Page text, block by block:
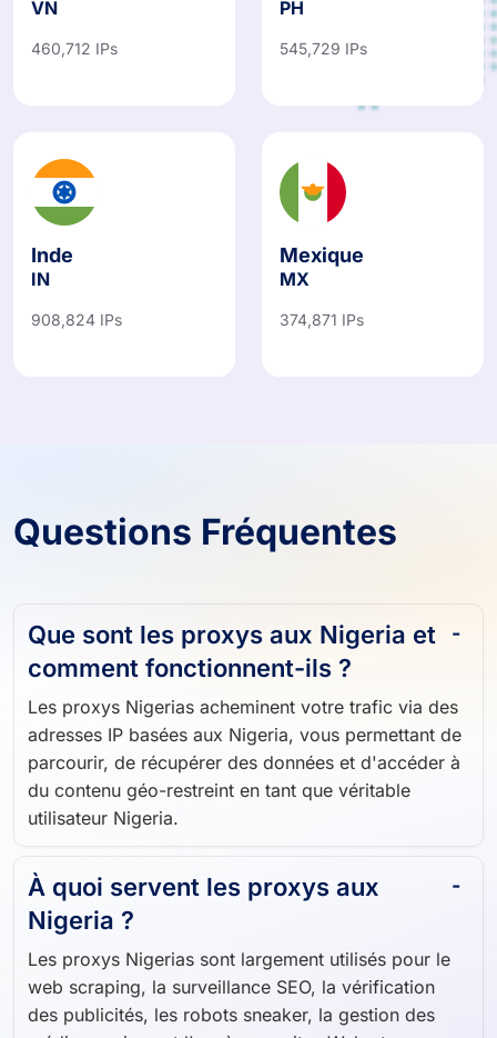
VN
460,712 IPs
PH
545,729 IPs
Inde
IN
908,824 IPs
Mexique
MX
374,871 IPs
Questions Fréquentes
Que sont les proxys aux Nigeria et
comment fonctionnent-ils ?
Les proxys Nigerias acheminent votre trafic via des
adresses IP basées aux Nigeria, vous permettant de
parcourir, de récupérer des données et d'accéder à
du contenu géo-restreint en tant que véritable
utilisateur Nigeria.
À quoi servent les proxys aux
Nigeria ?
Les proxys Nigerias sont largement utilisés pour le
web scraping, la surveillance SEO, la vérification
des publicités, les robots sneaker, la gestion des